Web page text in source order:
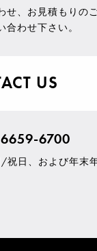
せ、 お見積もりの
合わせ下さい。
US
6700
日、および年末